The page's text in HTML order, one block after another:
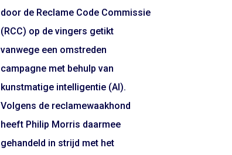
door de Reclame Code Commissie
(RCC) op de vingers getikt
vanwege een omstreden
campagne met behulp van
kunstmatige intelligentie (AI).
Volgens de reclamewaakhond
heeft Philip Morris daarmee
gehandeld in strijd met het